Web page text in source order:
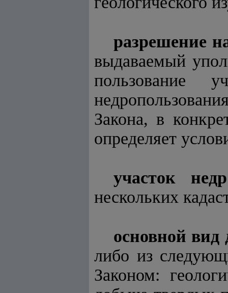
разрешение
выдаваемый
пользование
Закона, в
определяет
участок
нескольких
основной вид
либо из
Законом: